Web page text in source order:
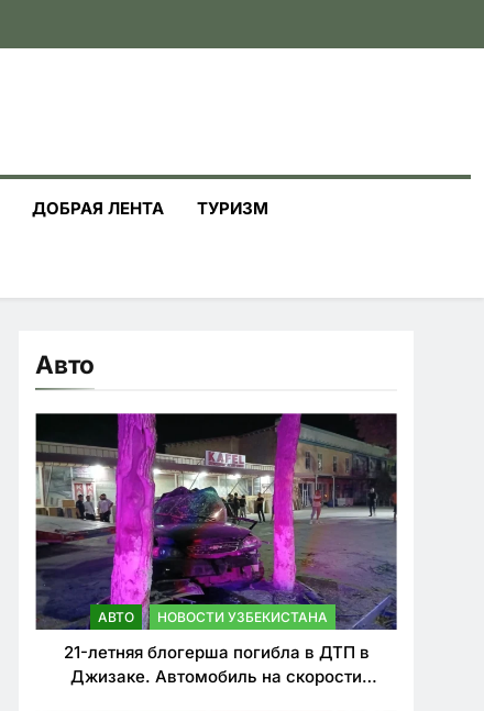
ДОБРАЯ ЛЕНТА ТУРИЗМ
Авто
АВТО НОВОСТИ УЗБЕКИСТАНА
21-летняя блогерша погибла в ДТП в
Джизаке. Автомобиль на скорости